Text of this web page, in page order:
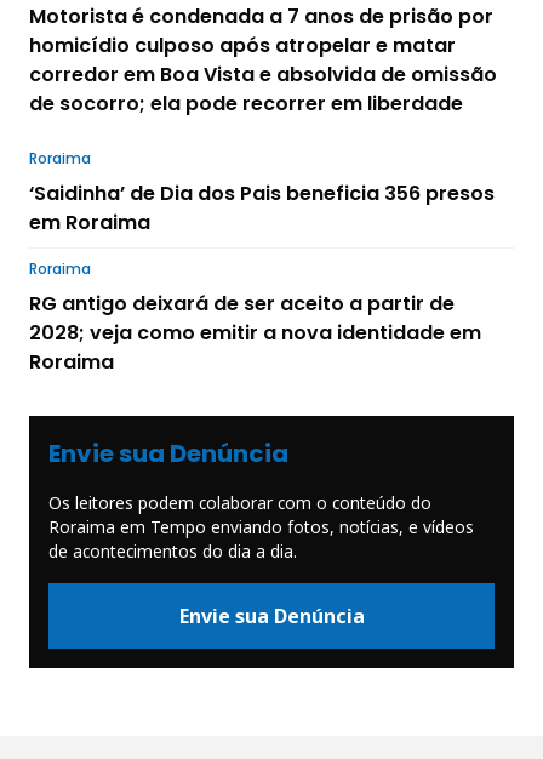
Motorista é condenada a 7 anos de prisão por
homicídio culposo após atropelar e matar
corredor em Boa Vista e absolvida de omissão
de socorro; ela pode recorrer em liberdade
Roraima
‘Saidinha’ de Dia dos Pais beneficia 356 presos
em Roraima
Roraima
RG antigo deixará de ser aceito a partir de
2028; veja como emitir a nova identidade em
Roraima
Envie sua Denúncia
Os leitores podem colaborar com o conteúdo do
Roraima em Tempo enviando fotos, notícias, e vídeos
de acontecimentos do dia a dia.
Envie sua Denúncia